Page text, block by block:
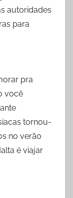
autoridades
para
pra
você
tornou-
no verão
é viajar